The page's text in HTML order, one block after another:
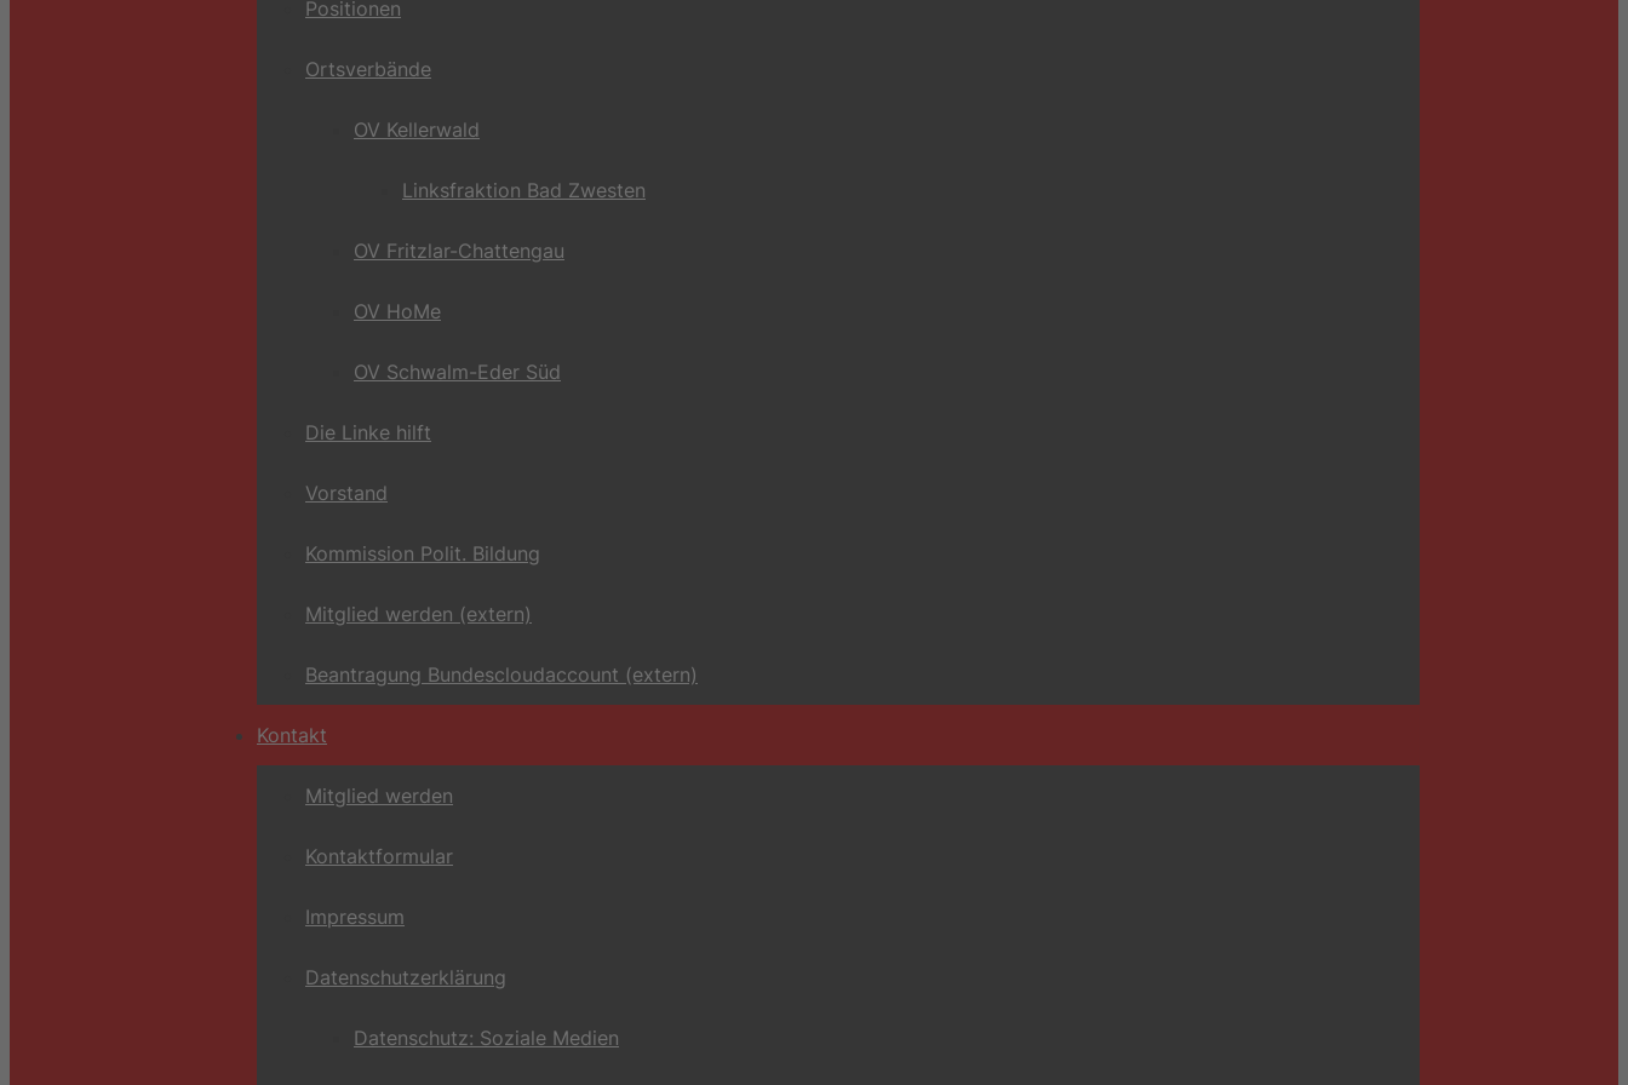
Positionen
Ortsverbände
OV Kellerwald
Linksfraktion Bad Zwesten
OV Fritzlar-Chattengau
OV HoMe
OV Schwalm-Eder Süd
Die Linke hilft
Vorstand
Kommission Polit. Bildung
Mitglied werden (extern)
Beantragung Bundescloudaccount (extern)
Kontakt
Mitglied werden
Kontaktformular
Impressum
Datenschutzerklärung
Datenschutz: Soziale Medien